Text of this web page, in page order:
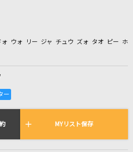
ケリクエスト
ォ ウォ リー ジャ チュウ ズォ タオ ピー ホ
MYリスト保存